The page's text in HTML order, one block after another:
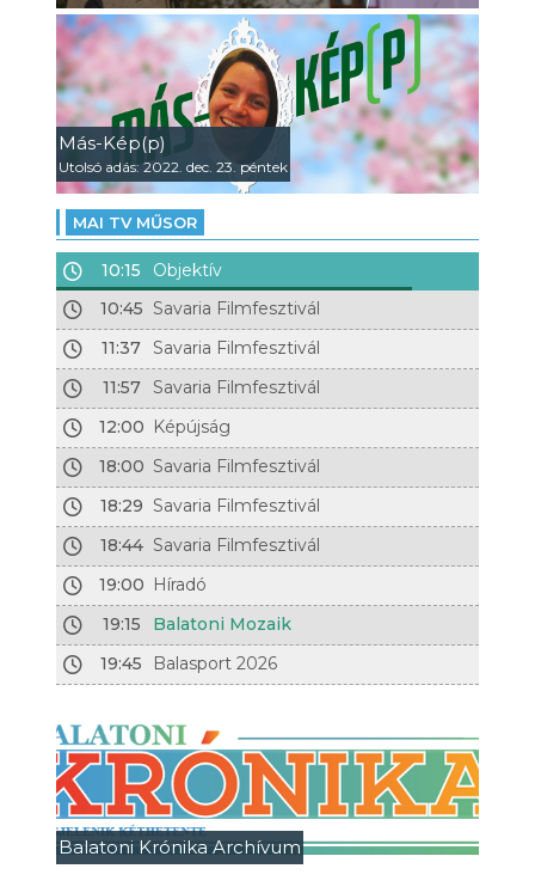
Más-Kép(p)
Utolsó adás: 2022. dec. 23. péntek
MAI TV MŰSOR
10:15
Objektív
10:45 Savaria Filmfesztivál
11:37 Savaria Filmfesztivál
11:57
Savaria Filmfesztivál
12:00 Képújság
18:00 Savaria Filmfesztivál
18:29 Savaria Filmfesztivál
18:44 Savaria Filmfesztivál
19:00 Híradó
19:15
Balatoni Mozaik
19:45
Balasport 2026
Balatoni Krónika Archívum